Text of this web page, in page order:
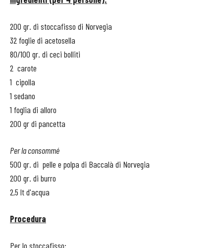
200 gr. di stoccafisso di Norvegia
32 foglie di acetosella
80/100 gr. di ceci bolliti
2 carote
1 cipolla
1 sedano
1 foglia di alloro
200 gr di pancetta
Per la consommé
500 gr. di pelle e polpa di Baccalà di Norvegia
200 gr. di burro
2,5 lt d'acqua
Procedura
Per lo stoccafisso: